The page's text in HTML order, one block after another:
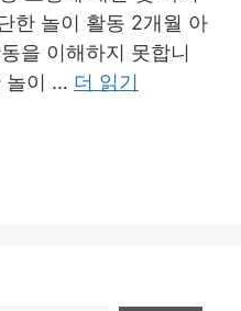
한 놀이 활동 2개월 아
을 이해하지 못합니
놀이 … 더 읽기